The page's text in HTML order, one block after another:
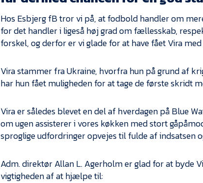
Hos Esbjerg fB tror vi på, at fodbold handler om
for det handler i ligeså høj grad om fællesskab,
forskel, og derfor er vi glade for at have fået Vira
Vira stammer fra Ukraine, hvorfra hun på grund af
har hun fået muligheden for at tage de første skridt
Vira er således blevet en del af hverdagen på Blue
om ugen assisterer i vores køkken med stort
sproglige udfordringer opvejes til fulde af indsatsen
Adm. direktør Allan L. Agerholm er glad for at byde
vigtigheden af at hjælpe til: